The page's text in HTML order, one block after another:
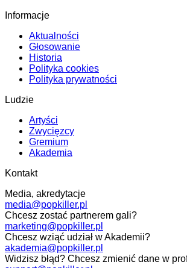
Informacje
Aktualności
Głosowanie
Historia
Polityka cookies
Polityka prywatności
Ludzie
Artyści
Zwycięzcy
Gremium
Akademia
Kontakt
Media, akredytacje
media@popkiller.pl
Chcesz zostać partnerem gali?
marketing@popkiller.pl
Chcesz wziąć udział w Akademii?
akademia@popkiller.pl
Widzisz błąd? Chcesz zmienić dane w